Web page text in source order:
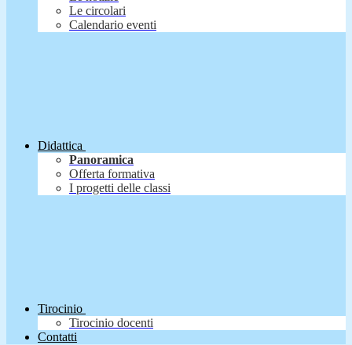
Le circolari
Calendario eventi
Didattica
Panoramica
Offerta formativa
I progetti delle classi
Tirocinio
Tirocinio docenti
Contatti